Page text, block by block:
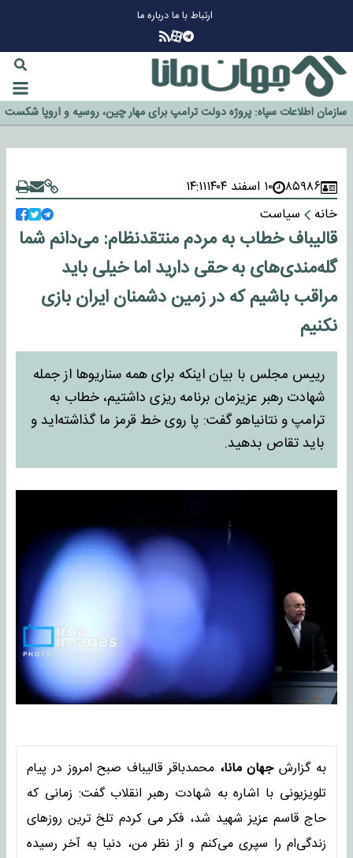
ارتباط با مادرباره ما
گزینه جدایی اوسمار روی میز مدیران پرسپولیس
آیا رئیس جمهور آمریکا قانون را دور می‌زند؟
اخراج رسمی چهره نامدار از پرسپولیس
سازمان اطلاعات سپاه: پروژه دولت ترامپ برای مهار چین، روسیه و اروپا شکست
خورد
۸۵۹۸۶ ۱۰ اسفند ۱۴۰۴
۱۴:۱۱
خانه
سیاست
قالیباف خطاب به مردم منتقدنظام: می‌دانم شما
گله‌مندی‌های به حقی دارید اما خیلی باید
مراقب باشیم که در زمین دشمنان ایران بازی
نکنیم
رییس مجلس با بیان اینکه برای همه سناریوها از جمله
شهادت رهبر عزیزمان برنامه ریزی داشتیم، خطاب به
ترامپ و نتانیاهو گفت: پا روی خط قرمز ما گذاشته‌اید و
باید تقاص بدهید.
به گزارشجهان مانا، محمدباقر قالیباف صبح امروز در پیام
تلویزیونی با اشاره به شهادت رهبر انقلاب گفت: زمانی که
حاج قاسم عزیز شهید شد، فکر می کردم تلخ ترین روزهای
زندگی‌ام را سپری می‌کنم و از نظر من، دنیا به آخر رسیده